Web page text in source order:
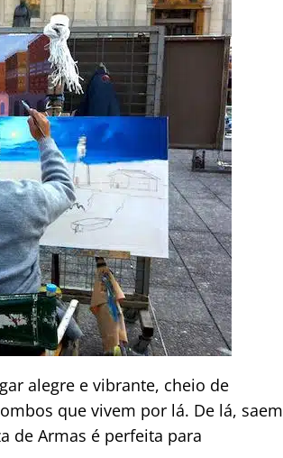
alegre e vibrante, cheio de
que vivem por lá. De lá, saem
de Armas é perfeita para